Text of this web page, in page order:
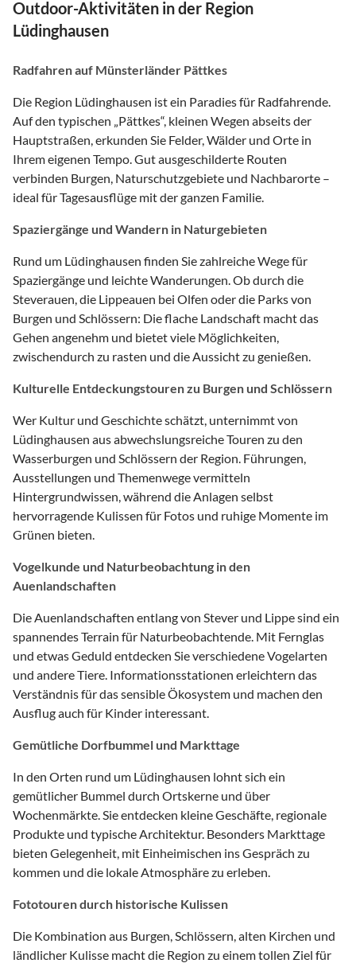
Outdoor-Aktivitäten in der Region
Lüdinghausen
Radfahren auf Münsterländer Pättkes
Die Region Lüdinghausen ist ein Paradies für Radfahrende.
Auf den typischen „Pättkes“, kleinen Wegen abseits der
Hauptstraßen, erkunden Sie Felder, Wälder und Orte in
Ihrem eigenen Tempo. Gut ausgeschilderte Routen
verbinden Burgen, Naturschutzgebiete und Nachbarorte –
ideal für Tagesausflüge mit der ganzen Familie.
Spaziergänge und Wandern in Naturgebieten
Rund um Lüdinghausen finden Sie zahlreiche Wege für
Spaziergänge und leichte Wanderungen. Ob durch die
Steverauen, die Lippeauen bei Olfen oder die Parks von
Burgen und Schlössern: Die flache Landschaft macht das
Gehen angenehm und bietet viele Möglichkeiten,
zwischendurch zu rasten und die Aussicht zu genießen.
Kulturelle Entdeckungstouren zu Burgen und Schlössern
Wer Kultur und Geschichte schätzt, unternimmt von
Lüdinghausen aus abwechslungsreiche Touren zu den
Wasserburgen und Schlössern der Region. Führungen,
Ausstellungen und Themenwege vermitteln
Hintergrundwissen, während die Anlagen selbst
hervorragende Kulissen für Fotos und ruhige Momente im
Grünen bieten.
Vogelkunde und Naturbeobachtung in den
Auenlandschaften
Die Auenlandschaften entlang von Stever und Lippe sind ein
spannendes Terrain für Naturbeobachtende. Mit Fernglas
und etwas Geduld entdecken Sie verschiedene Vogelarten
und andere Tiere. Informationsstationen erleichtern das
Verständnis für das sensible Ökosystem und machen den
Ausflug auch für Kinder interessant.
Gemütliche Dorfbummel und Markttage
In den Orten rund um Lüdinghausen lohnt sich ein
gemütlicher Bummel durch Ortskerne und über
Wochenmärkte. Sie entdecken kleine Geschäfte, regionale
Produkte und typische Architektur. Besonders Markttage
bieten Gelegenheit, mit Einheimischen ins Gespräch zu
kommen und die lokale Atmosphäre zu erleben.
Fototouren durch historische Kulissen
Die Kombination aus Burgen, Schlössern, alten Kirchen und
ländlicher Kulisse macht die Region zu einem tollen Ziel für